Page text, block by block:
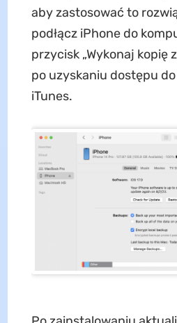
aby zastosować to
podłącz iPhone do
przycisk „Wykonaj kopię
po uzyskaniu dostępu
iTunes.